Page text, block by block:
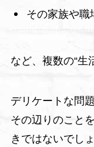
その家族や職
など、複数の“生
デリケートな問
その辺りのこと
きではないでし